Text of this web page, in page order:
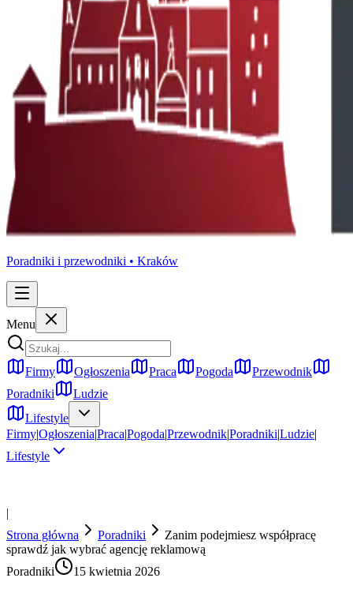
Poradniki i przewodniki • Kraków
Menu
Firmy Ogłoszenia Praca Pogoda
Przewodnik
Poradniki
Ludzie
Lifestyle
Firmy|Ogłoszenia|Praca|Pogoda|Przewodnik|Poradniki|Ludzie|
Lifestyle
|
Strona główna
Poradniki
Zanim podejmiesz współpracę
sprawdź jak wybrać agencję reklamową
Poradniki
15 kwietnia 2026